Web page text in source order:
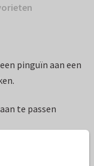
pinguïn aan een
te passen